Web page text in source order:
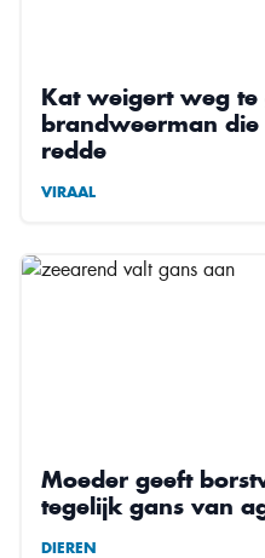
Kat weigert weg
brandweerman
redde
VIRAAL
Moeder geeft
tegelijk gans van
DIEREN